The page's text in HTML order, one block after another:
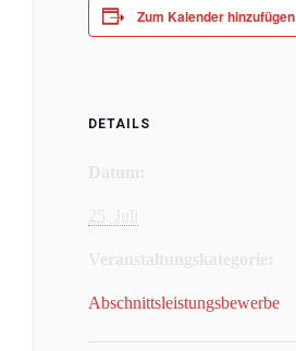
Zum Kalender hinzufügen
DETAILS
Abschnittsleistungsbewerbe